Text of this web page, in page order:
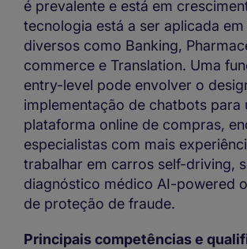
é prevalente e está em
tecnologia está a ser aplicada
diversos como Banking,
commerce e Translation. Uma
entry-level pode envolver o
implementação de chatbots para
plataforma online de compras,
especialistas com mais
trabalhar em carros self-driving,
diagnóstico médico AI-powered
de proteção de fraude.
Principais competências e